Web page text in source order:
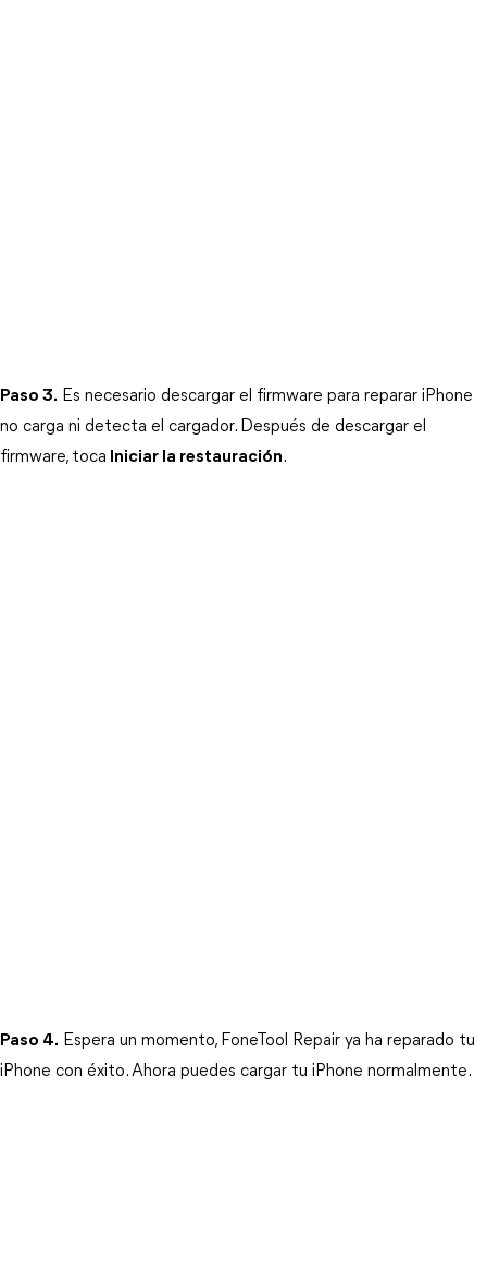
Paso 3. Es necesario descargar el firmware para reparar iPhone
no carga ni detecta el cargador. Después de descargar el
firmware, toca Iniciar la restauración.
Paso 4. Espera un momento, FoneTool Repair ya ha reparado tu
iPhone con éxito. Ahora puedes cargar tu iPhone normalmente.